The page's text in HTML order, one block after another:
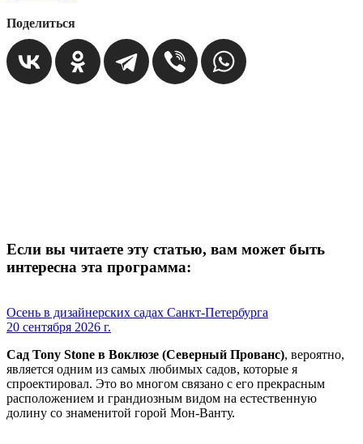
Поделиться
Если вы читаете эту статью, вам может быть
интересна эта программа:
Осень в дизайнерских садах Санкт-Петербурга
20 сентября 2026 г.
Сад Tony Stone в Воклюзе (Северный Прованс), вероятно,
является одним из самых любимых садов, которые я
спроектировал. Это во многом связано с его прекрасным
расположением и грандиозным видом на естественную
долину со знаменитой горой Мон-Ванту.